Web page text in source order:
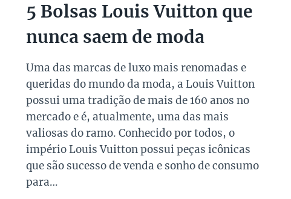
5 Bolsas Louis Vuitton que
nunca saem de moda
Uma das marcas de luxo mais renomadas e
queridas do mundo da moda, a Louis Vuitton
possui uma tradição de mais de 160 anos no
mercado e é, atualmente, uma das mais
valiosas do ramo. Conhecido por todos, o
império Louis Vuitton possui peças icônicas
que são sucesso de venda e sonho de consumo
para…